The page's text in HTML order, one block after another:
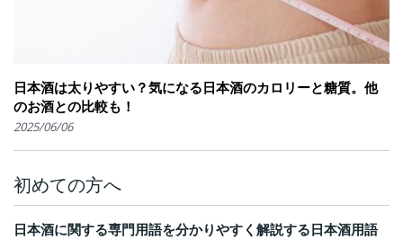
日本酒は太りやすい？気になる日本酒のカロリーと糖質。他
のお酒との比較も！
2025/06/06
初めての方へ
日本酒に関する専門用語を分かりやすく解説する日本酒用語